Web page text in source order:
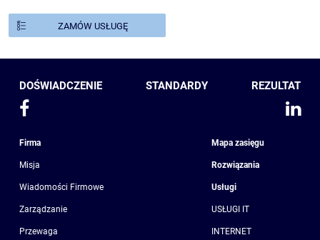
ZAMÓW USŁUGĘ
DOŚWIADCZENIE STANDARDY REZULTAT
Firma
Misja
Wiadomości Firmowe
Zarządzanie
Przewaga
Mapa zasięgu
Rozwiązania
Usługi
USŁUGI IT
INTERNET